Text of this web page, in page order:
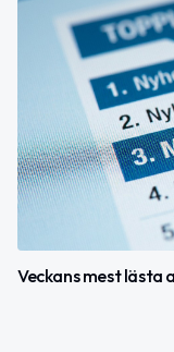
Veckans mest